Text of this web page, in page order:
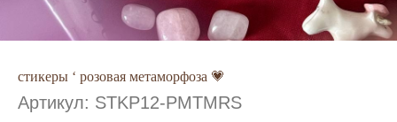
стикеры ‘ розовая метаморфоза 💗
Артикул: STKP12-PMTMRS